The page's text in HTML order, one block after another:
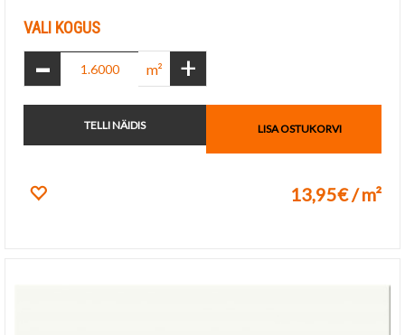
VALI KOGUS
- m² +
TELLI NÄIDIS LISA OSTUKORVI
13,95€ / m²